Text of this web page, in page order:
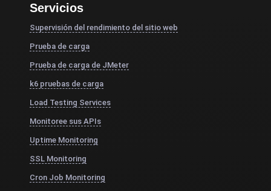
Servicios
Supervisión del rendimiento del sitio web
Prueba de carga
Prueba de carga de JMeter
k6 pruebas de carga
Load Testing Services
Monitoree sus APIs
Uptime Monitoring
SSL Monitoring
Cron Job Monitoring